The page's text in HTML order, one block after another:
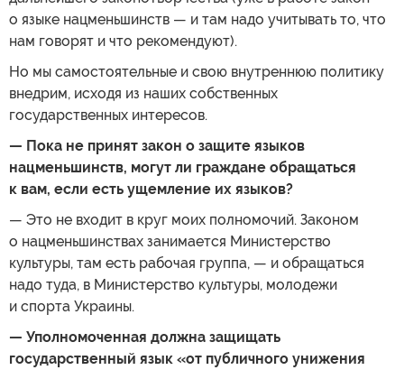
о языке нацменьшинств — и там надо учитывать то, что
нам говорят и что рекомендуют).
Но мы самостоятельные и свою внутреннюю политику
внедрим, исходя из наших собственных
государственных интересов.
— Пока не принят закон о защите языков
нацменьшинств, могут ли граждане обращаться
к вам, если есть ущемление их языков?
— Это не входит в круг моих полномочий. Законом
о нацменьшинствах занимается Министерство
культуры, там есть рабочая группа, — и обращаться
надо туда, в Министерство культуры, молодежи
и спорта Украины.
— Уполномоченная должна защищать
государственный язык «от публичного унижения